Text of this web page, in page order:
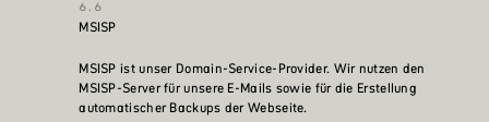
MSISP
MSISP ist unser Domain-Service-Provider. Wir nutzen den
MSISP-Server für unsere E-Mails sowie für die Erstellung
automatischer Backups der Webseite.